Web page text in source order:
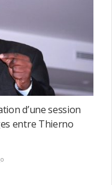
d’une session
entre Thierno